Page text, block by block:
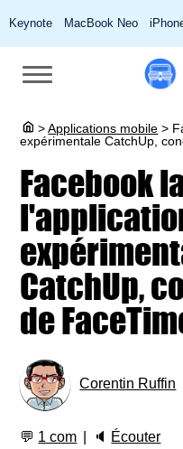
Keynote MacBook Neo
> Applications mobile >
expérimentale CatchUp,
Facebook
CatchUp,
de
Corentin Ruffin
💬 1 com 🔈 Écouter